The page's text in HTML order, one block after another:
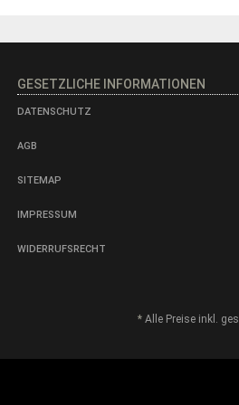
GESETZLICHE INFORMATIONEN
DATENSCHUTZ
AGB
SITEMAP
IMPRESSUM
WIDERRUFSRECHT
*Alle Preise inkl.